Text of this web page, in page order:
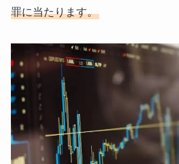
罪に当たります。